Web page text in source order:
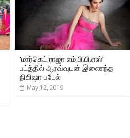
‘மார்கெட் ராஜா எம்.பி.பி.எஸ்’
பட்த்தில் ஆரவ்வுடன் இணைந்த
நிகிஷா படேல்
May 12, 2019